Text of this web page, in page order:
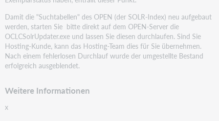
Damit die "Suchtabellen" des OPEN (der SOLR-Index) neu aufgebaut
werden, starten Sie bitte direkt auf dem OPEN-Server die
OCLCSolrUpdater.exe und lassen Sie diesen durchlaufen. Sind Sie
Hosting-Kunde, kann das Hosting-Team dies für Sie übernehmen.
Nach einem fehlerlosen Durchlauf wurde der umgestellte Bestand
erfolgreich ausgeblendet.
Weitere Informationen
x